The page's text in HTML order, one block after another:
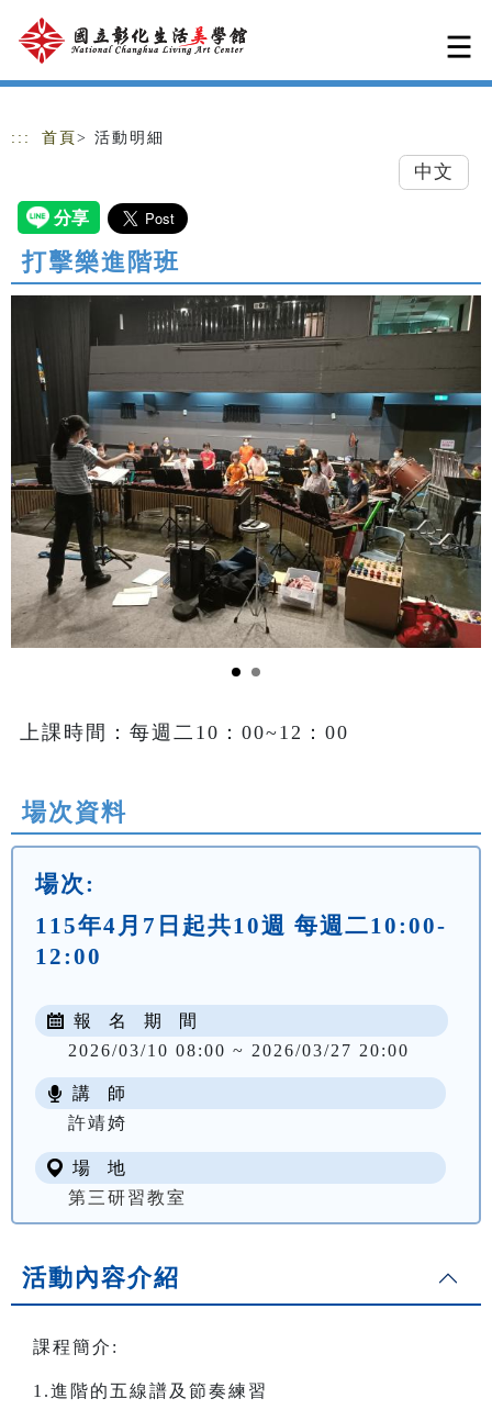
跳到主要內容
網站導覽
::: 首頁 > 活動明細
中文
打擊樂進階班
上課時間：每週二10：00~12：00
場次資料
場次:
115年4月7日起共10週 每週二10:00-
12:00
報 名 期 間
2026/03/10 08:00 ~ 2026/03/27 20:00
講 師
許靖婍
場 地
第三研習教室
活動內容介紹
課程簡介:
1.進階的五線譜及節奏練習